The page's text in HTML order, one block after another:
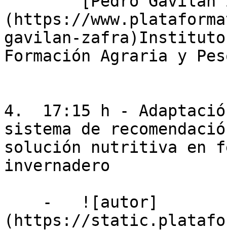
(https://
gavilan-
Formación Agraria y
4.  17:15 h -
sistema de
solución nutritiva en
invernadero
(https://